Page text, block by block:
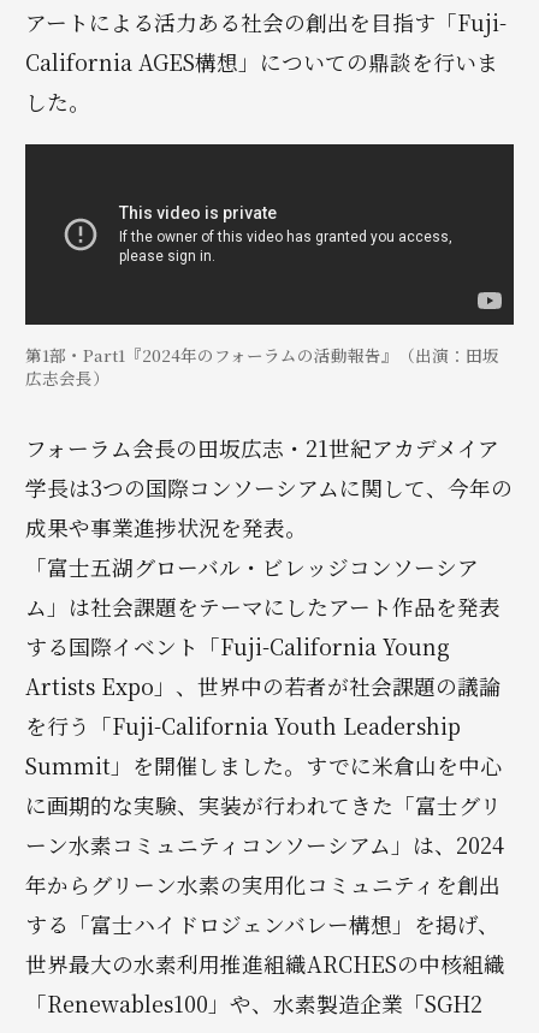
アートによる活力ある社会の創出を目指す「Fuji-
California AGES構想」についての鼎談を行いま
した。
第1部・Part1『2024年のフォーラムの活動報告』（出演：田坂
広志会長）
フォーラム会長の田坂広志・21世紀アカデメイア
学長は3つの国際コンソーシアムに関して、今年の
成果や事業進捗状況を発表。
「富士五湖グローバル・ビレッジコンソーシア
ム」は社会課題をテーマにしたアート作品を発表
する国際イベント「Fuji-California Young
Artists Expo」、世界中の若者が社会課題の議論
を行う「Fuji-California Youth Leadership
Summit」を開催しました。すでに米倉山を中心
に画期的な実験、実装が行われてきた「富士グリ
ーン水素コミュニティコンソーシアム」は、2024
年からグリーン水素の実用化コミュニティを創出
する「富士ハイドロジェンバレー構想」を掲げ、
世界最大の水素利用推進組織ARCHESの中核組織
「Renewables100」や、水素製造企業「SGH2